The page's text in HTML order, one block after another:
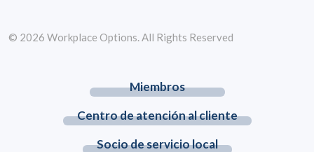
Miembros
Centro de atención al cliente
Socio de servicio local
© 2026 Workplace Options. All Rights Reserved